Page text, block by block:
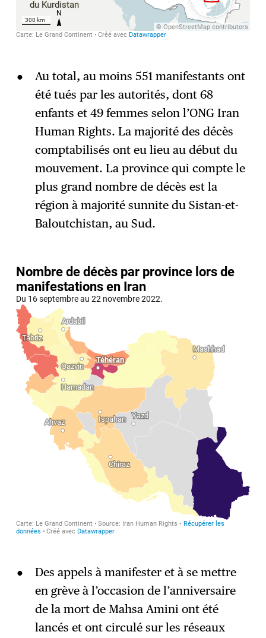
Au total, au moins 551 manifestants ont
été tués par les autorités, dont 68
enfants et 49 femmes selon l’ONG Iran
Human Rights. La majorité des décès
comptabilisés ont eu lieu au début du
mouvement. La province qui compte le
plus grand nombre de décès est la
région à majorité sunnite du Sistan-et-
Baloutchistan, au Sud.
Des appels à manifester et à se mettre
en grève à l’occasion de l’anniversaire
de la mort de Mahsa Amini ont été
lancés et ont circulé sur les réseaux